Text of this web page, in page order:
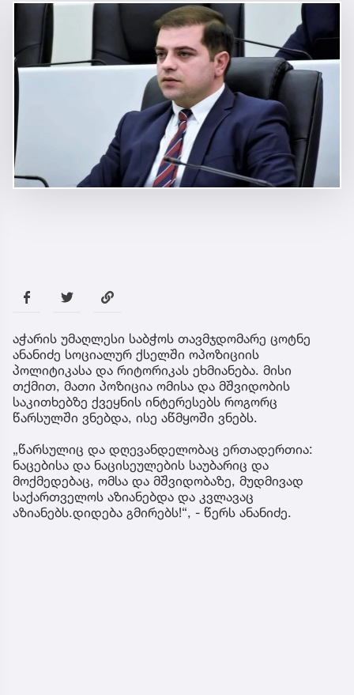
აჭარის უმაღლესი საბჭოს თავმჯდომარე ცოტნე
ანანიძე სოციალურ ქსელში ოპოზიციის
პოლიტიკასა და რიტორიკას ეხმიანება. მისი
თქმით, მათი პოზიცია ომისა და მშვიდობის
საკითხებზე ქვეყნის ინტერესებს როგორც
წარსულში ვნებდა, ისე აწმყოში ვნებს.
„წარსულიც და დღევანდელობაც ერთადერთია:
ნაცებისა და ნაცისეულების საუბარიც და
მოქმედებაც, ომსა და მშვიდობაზე, მუდმივად
საქართველოს აზიანებდა და კვლავაც
აზიანებს.დიდება გმირებს!“, - წერს ანანიძე.